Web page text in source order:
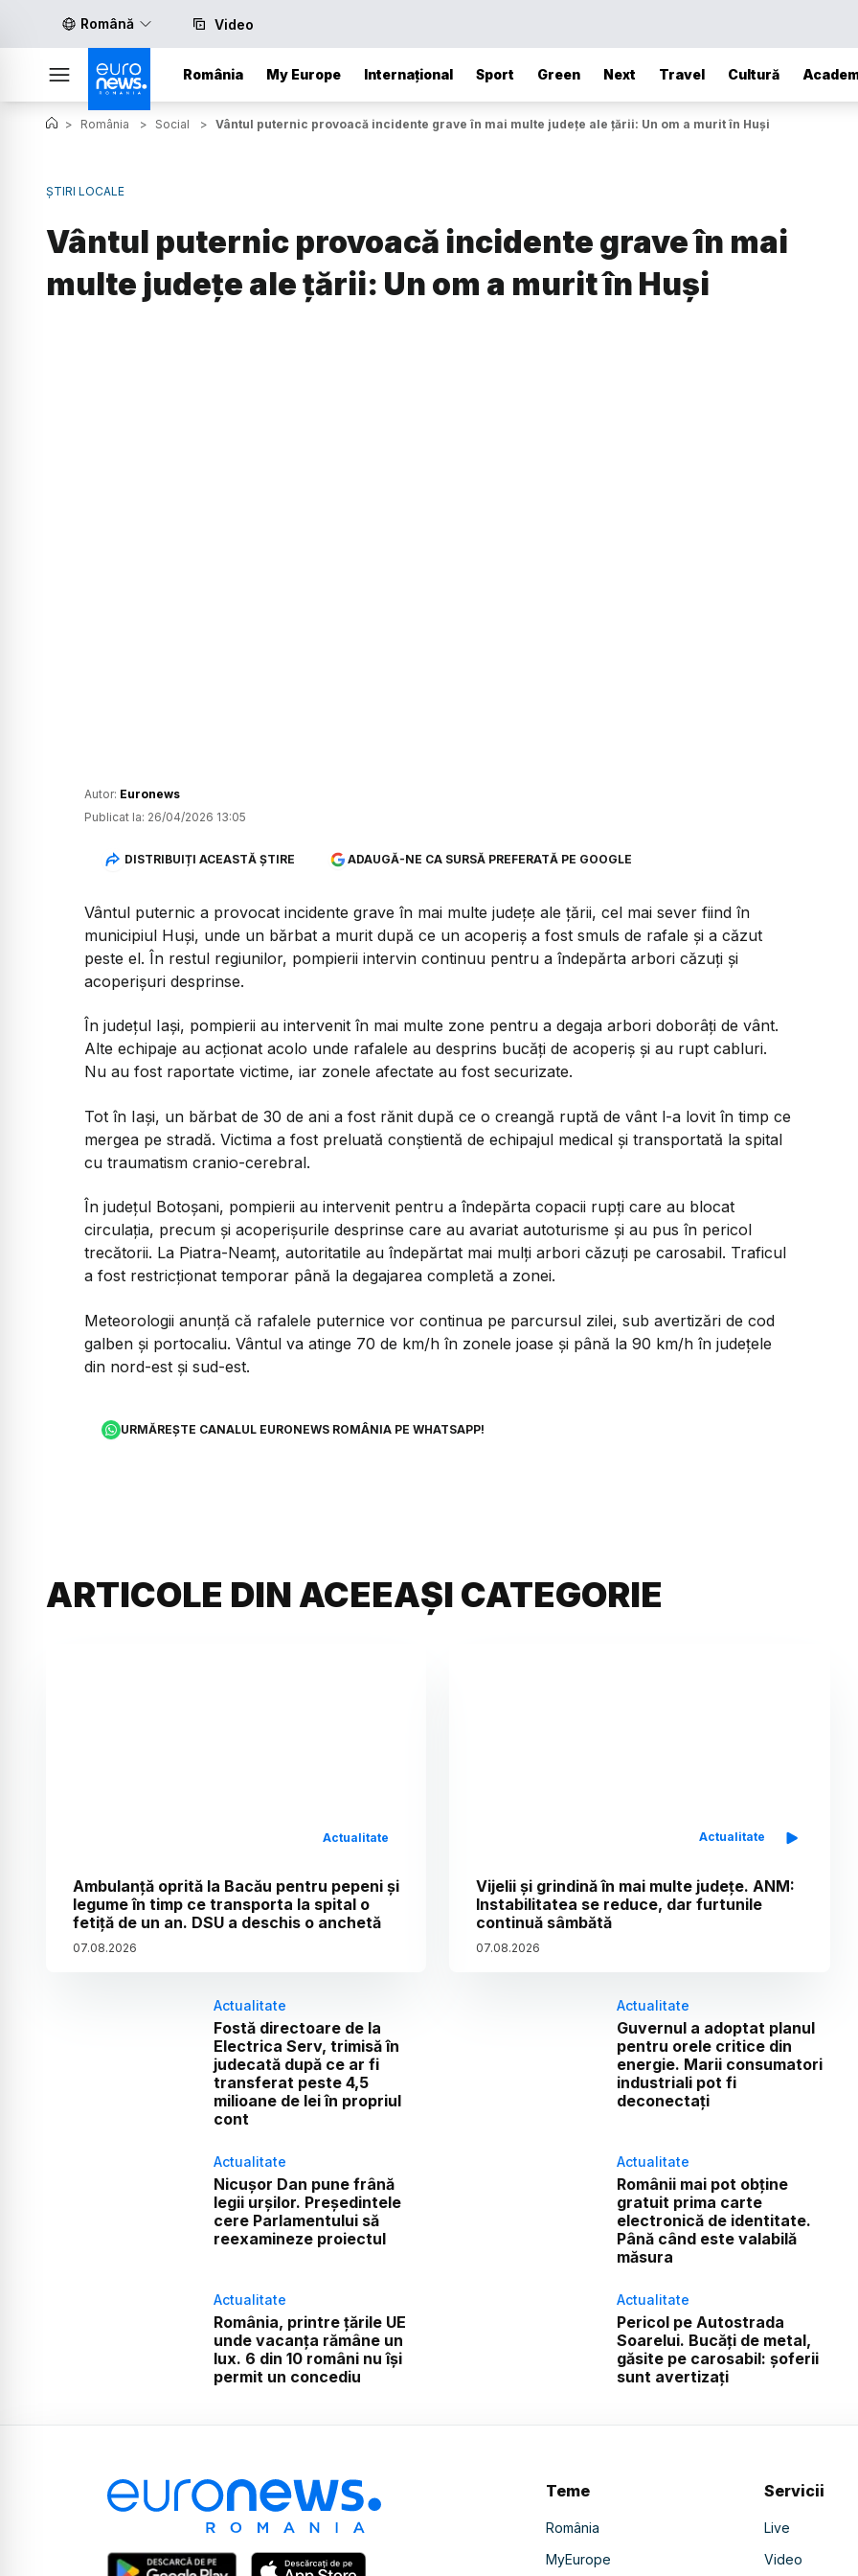
Română Video
România My Europe Internațional Sport Green Next Travel Cultură
> România > Social > Vântul puternic provoacă incidente grave în mai multe județe ale țării: Un om a murit în Huși
ȘTIRI LOCALE
Vântul puternic provoacă incidente grave în mai
multe județe ale țării: Un om a murit în Huși
Autor: Euronews
Publicat la: 26/04/2026 13:05
DISTRIBUIȚI ACEASTĂ ȘTIRE ADAUGĂ-NE CA SURSĂ PREFERATĂ PE GOOGLE
Vântul puternic a provocat incidente grave în mai multe județe ale țării, cel mai sever fiind în
municipiul Huși, unde un bărbat a murit după ce un acoperiș a fost smuls de rafale și a căzut
peste el. În restul regiunilor, pompierii intervin continuu pentru a îndepărta arbori căzuți și
acoperișuri desprinse.
În județul Iași, pompierii au intervenit în mai multe zone pentru a degaja arbori doborâți de vânt.
Alte echipaje au acționat acolo unde rafalele au desprins bucăți de acoperiș și au rupt cabluri.
Nu au fost raportate victime, iar zonele afectate au fost securizate.
Tot în Iași, un bărbat de 30 de ani a fost rănit după ce o creangă ruptă de vânt l-a lovit în timp ce
mergea pe stradă. Victima a fost preluată conștientă de echipajul medical și transportată la spital
cu traumatism cranio-cerebral.
În județul Botoșani, pompierii au intervenit pentru a îndepărta copacii rupți care au blocat
circulația, precum și acoperișurile desprinse care au avariat autoturisme și au pus în pericol
trecătorii. La Piatra-Neamț, autoritatile au îndepărtat mai mulți arbori căzuți pe carosabil. Traficul
a fost restricționat temporar până la degajarea completă a zonei.
Meteorologii anunță că rafalele puternice vor continua pe parcursul zilei, sub avertizări de cod
galben și portocaliu. Vântul va atinge 70 de km/h în zonele joase și până la 90 km/h în județele
din nord-est și sud-est.
URMĂREȘTE CANALUL EURONEWS ROMÂNIA PE WHATSAPP!
ARTICOLE DIN ACEEAȘI CATEGORIE
Actualitate
Ambulanță oprită la Bacău pentru pepeni și
legume în timp ce transporta la spital o
fetiță de un an. DSU a deschis o anchetă
07.08.2026
Actualitate
Vijelii și grindină în mai multe județe. ANM:
Instabilitatea se reduce, dar furtunile
continuă sâmbătă
07.08.2026
Actualitate
Fostă directoare de la
Electrica Serv, trimisă în
judecată după ce ar fi
transferat peste 4,5
milioane de lei în propriul
cont
Actualitate
Guvernul a adoptat planul
pentru orele critice din
energie. Marii consumatori
industriali pot fi
deconectați
Actualitate
Nicușor Dan pune frână
legii urșilor. Președintele
cere Parlamentului să
reexamineze proiectul
Actualitate
Românii mai pot obține
gratuit prima carte
electronică de identitate.
Până când este valabilă
măsura
Actualitate
România, printre țările UE
unde vacanța rămâne un
lux. 6 din 10 români nu își
permit un concediu
Actualitate
Pericol pe Autostrada
Soarelui. Bucăți de metal,
găsite pe carosabil: șoferii
sunt avertizați
Teme
România
MyEurope
Servicii
Live
Video